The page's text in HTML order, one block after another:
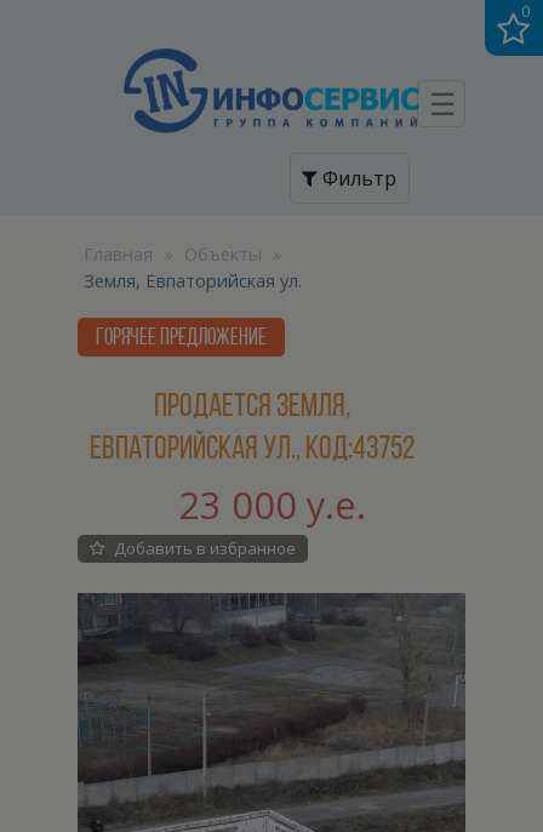
☰
Фильтр
Главная » Объекты »
Земля, Евпаторийская ул.
ГОРЯЧЕЕ ПРЕДЛОЖЕНИЕ
Продается Земля,
Евпаторийская ул., код:43752
23 000 у.е.
Добавить в избранное
0